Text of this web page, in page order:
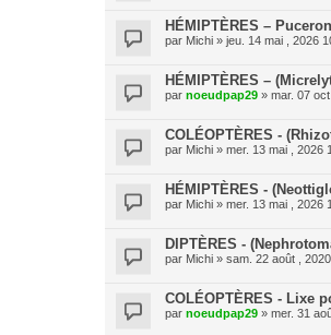
HÉMIPTÈRES –
par Michi » jeu. 14 mai , 2026
HÉMIPTÈRES –
par noeudpap29 » mar. 07
COLÉOPTÈRES -
par Michi » mer. 13 mai , 2026
HÉMIPTÈRES -
par Michi » mer. 13 mai , 2026
DIPTÈRES -
par Michi » sam. 22 août ,
COLÉOPTÈRES - Lixe
par noeudpap29 » mer. 31